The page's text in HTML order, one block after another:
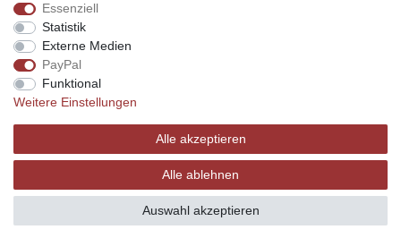
Unternehmen
Über uns
Karriere
Kontakt
Essenziell
Statistik
Externe Medien
PayPal
Funktional
Weitere Einstellungen
Alle akzeptieren
Alle ablehnen
Auswahl akzeptieren